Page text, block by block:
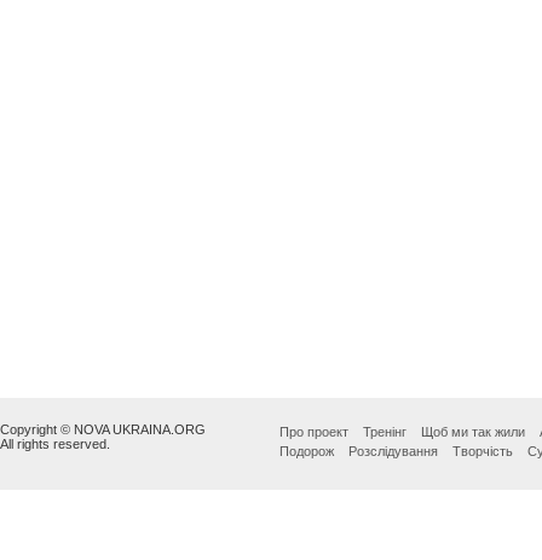
Copyright © NOVA UKRAINA.ORG
All rights reserved.
Про проект Тренінг Щоб ми так жили
Подорож
Розслідування Творчість